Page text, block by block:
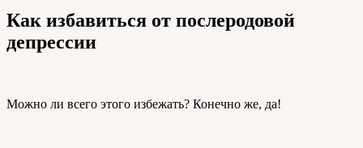
Как избавиться от послеродовой
депрессии
Можно ли всего этого избежать? Конечно же, да!